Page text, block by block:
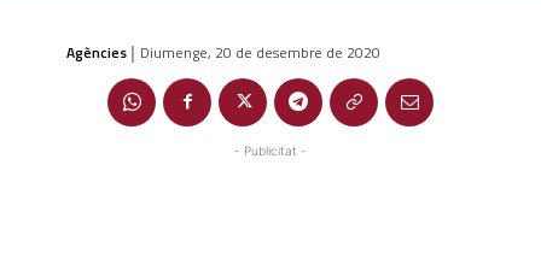
Agències | Diumenge, 20 de desembre de 2020
- Publicitat -